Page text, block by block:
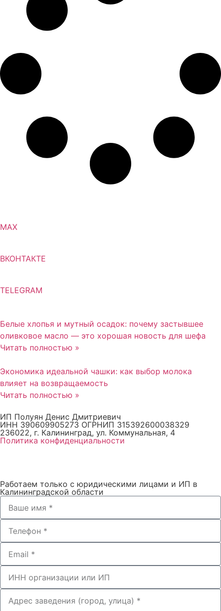
MAX
ВКОНТАКТЕ
TELEGRAM
Белые хлопья и мутный осадок: почему застывшее
оливковое масло — это хорошая новость для шефа
Читать полностью »
Экономика идеальной чашки: как выбор молока
влияет на возвращаемость
Читать полностью »
ИП Полуян Денис Дмитриевич
ИНН 390609905273 ОГРНИП 315392600038329
236022, г. Калининград, ул. Коммунальная, 4
Политика конфиденциальности
Работаем только с юридическими лицами и ИП в
Калининградской области